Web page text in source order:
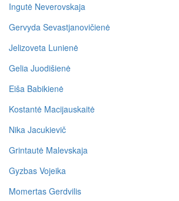
Ingutė Neverovskaja
Gervyda Sevastjanovičienė
Jelizoveta Lunienė
Gelia Juodišienė
Eiša Babikienė
Kostantė Macijauskaitė
Nika Jacukievič
Grintautė Malevskaja
Gyzbas Vojeika
Momertas Gerdvilis